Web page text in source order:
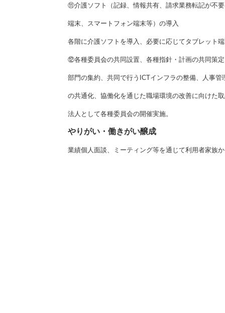
⑪介護ソフト（記録、情報共有、請求業務転記が不
端末、スマートフォン端末等）の導入
各階に介護ソフトを導入、必要に応じてタブレット
⑫各種委員会の共同設置、各種指針・計画の共同策
部門の集約、共同で行うICTインフラの整備、人事
の共通化、協働化を通じた職場環境の改善に向けた
法人として各種委員会の開催実施。
やりがい・働きがい醸成
業績個人面談、ミーティング等を通じて利用者家族